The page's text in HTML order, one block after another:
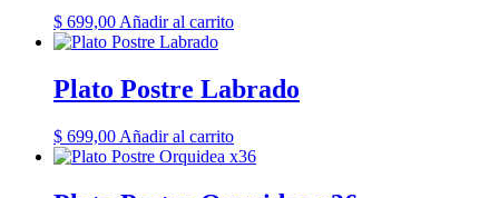
$ 699,00 Añadir al carrito
Plato Postre Labrado
$ 699,00 Añadir al carrito